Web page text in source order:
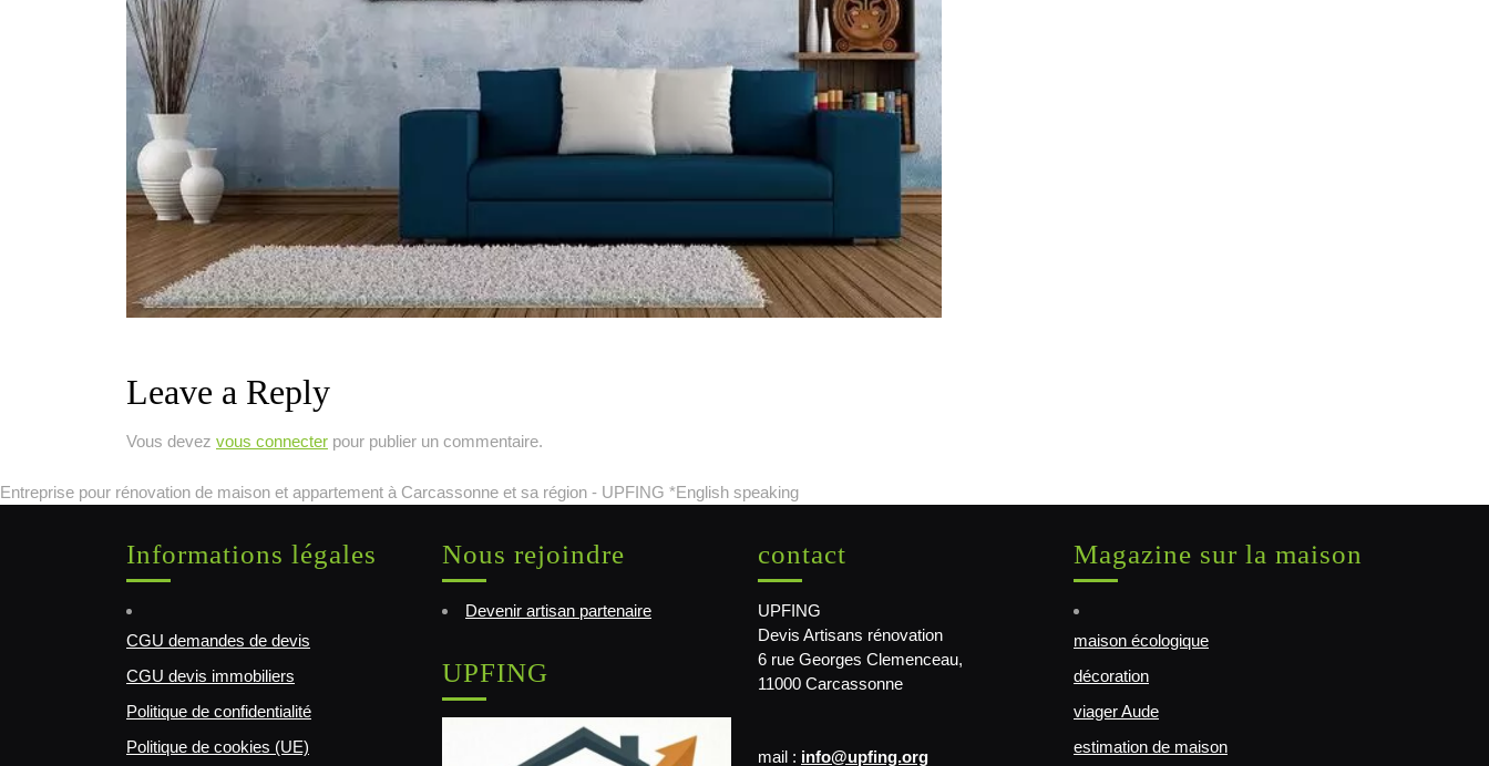
Leave a Reply
Vous devez vous connecter pour publier un commentaire.
Entreprise pour rénovation de maison et appartement à Carcassonne et sa région - UPFING *English speaking
Informations légales
CGU demandes de devis
CGU devis immobiliers
Politique de confidentialité
Politique de cookies (UE)
Nous rejoindre
Devenir artisan partenaire
UPFING
contact
UPFING
Devis Artisans rénovation
6 rue Georges Clemenceau,
11000 Carcassonne
mail : info@upfing.org
Magazine sur la maison
maison écologique
décoration
viager Aude
estimation de maison